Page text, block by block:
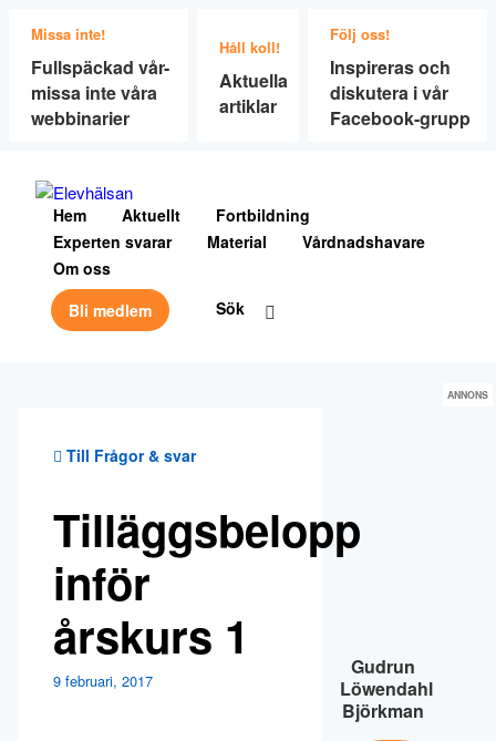
Missa inte!
Fullspäckad vår-
missa inte våra
webbinarier
Håll koll!
Aktuella
artiklar
Följ oss!
Inspireras och
diskutera i vår
Facebook-grupp
Hem Aktuellt
Fortbildning
Experten svarar
Material
Vårdnadshavare
Om oss
Bli medlem
Sök
Till Frågor & svar
Tilläggsbelopp
inför
årskurs 1
9 februari, 2017
Gudrun
Löwendahl
Björkman
ANNONS